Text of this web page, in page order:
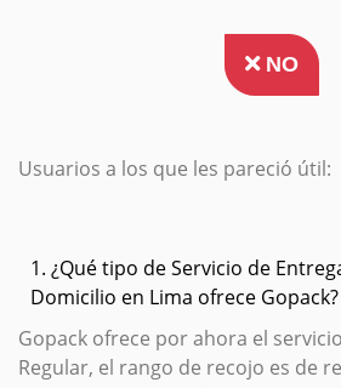
NO
Usuarios a los que les pareció útil:
1. ¿Qué tipo de Servicio de
Domicilio en Lima ofrece Gopack?
Gopack ofrece por ahora el
Regular, el rango de recojo es de